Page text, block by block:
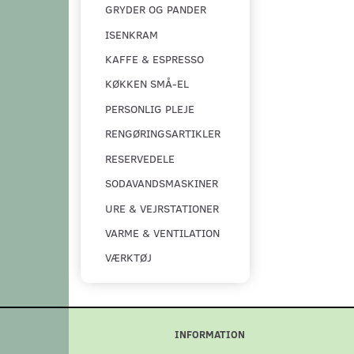
GRYDER OG PANDER
ISENKRAM
KAFFE & ESPRESSO
KØKKEN SMÅ-EL
PERSONLIG PLEJE
RENGØRINGSARTIKLER
RESERVEDELE
SODAVANDSMASKINER
URE & VEJRSTATIONER
VARME & VENTILATION
VÆRKTØJ
INFORMATION